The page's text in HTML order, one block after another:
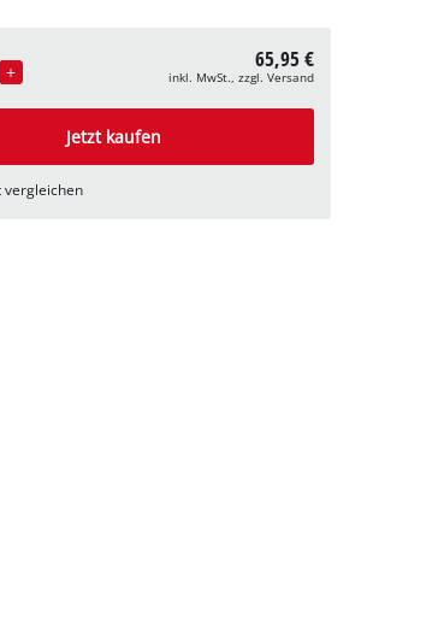
+ 65,95 €
inkl. MwSt., zzgl. Versand
Jetzt kaufen
vergleichen